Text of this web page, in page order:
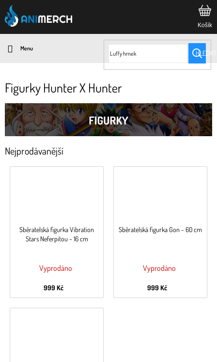
Přejít
na
obsah
HLEDAT
Figurky Hunter X Hunter
Nejprodávanější
Sběratelská figurka Vibration
Stars Neferpitou - 16 cm
Vyprodáno
999 Kč
Sběratelská figurka Gon - 60 cm
Vyprodáno
999 Kč